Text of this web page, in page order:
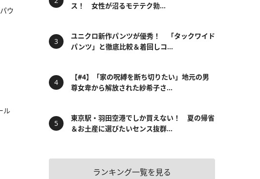
ウ
ル
ス！ 女性が沼るモテテク勃...
ユニクロ新作パンツが優秀！ 「タックワイド
パンツ」と徹底比較＆着回しコ...
【#4】「家の呪縛を断ち切りたい」地元の男
尊女卑から解放された紗希子さ...
東京駅・羽田空港でしか買えない！ 夏の帰省
＆お土産に選びたいセンス抜群...
ランキング一覧を見る